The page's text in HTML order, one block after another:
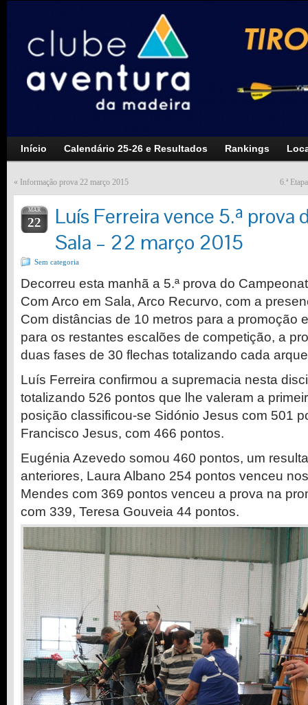
Início Calendário 25-26 e Resultados Rankings
« Informação prova 22 março 2015 6.ª
MAR
22
Luís Ferreira vence 5.ª prova
Sala – 22 março 2015
Sem categoria
Decorreu esta manhã a 5.ª prova do
Com Arco em Sala, Arco Recurvo, com a
Com distâncias de 10 metros para a promoção
para os restantes escalões de competição, a
duas fases de 30 flechas totalizando cada
Luís Ferreira confirmou a supremacia nesta
totalizando 526 pontos que lhe valeram a
posição classificou-se Sidónio Jesus com 501
Francisco Jesus, com 466 pontos.
Eugénia Azevedo somou 460 pontos, um
anteriores, Laura Albano 254 pontos venceu
Mendes com 369 pontos venceu a prova na
com 339, Teresa Gouveia 44 pontos.